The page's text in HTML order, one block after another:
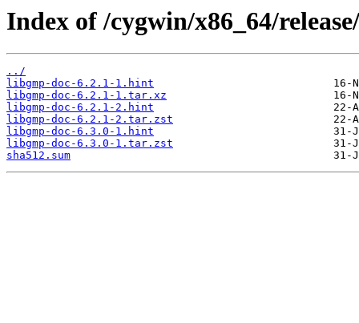
Index of /cygwin/x86_64/
../
libgmp-doc-6.2.1-1.hint
libgmp-doc-6.2.1-1.tar.xz
libgmp-doc-6.2.1-2.hint
libgmp-doc-6.2.1-2.tar.zst
libgmp-doc-6.3.0-1.hint
libgmp-doc-6.3.0-1.tar.zst
sha512.sum